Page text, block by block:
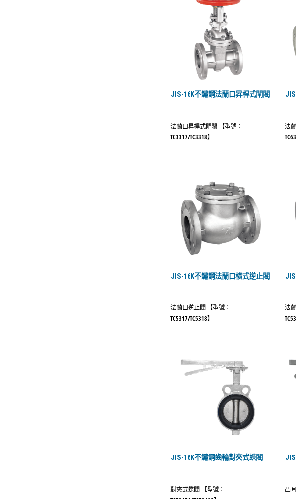
JIS-16K不鏽鋼法蘭口昇桿式閘閥
法蘭口昇桿式閘閥 【型號：
TC3317/TC3318】
法
JIS-16K不鏽鋼法蘭口橫式逆止閥
法蘭口逆止閥 【型號：
TC5317/TC5318】
法
JIS-16K不鏽鋼齒輪對夾式蝶閥
對夾式蝶閥 【型號：
凸